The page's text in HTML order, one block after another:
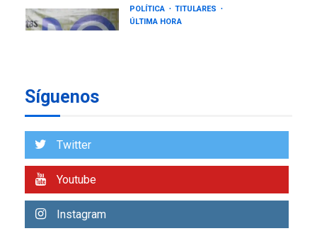
POLÍTICA
TITULARES
ÚLTIMA HORA
7
regional nos respaldaron
asegura Gustavo Duque
NACIONALES
TITULARES
Síguenos
Twitter
Youtube
Instagram